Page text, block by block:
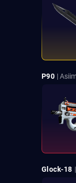
P90 |
Glock-18